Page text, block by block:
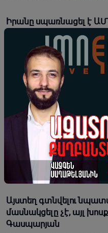
Իրանը սպառնացել է
դեպքում հարվածներ
էներգաօբյեկտներին
07-08-2026 23:59 |
Փեզեշքիան․ «Իրանը
սակայն չի թույլ տա
07-08-2026 23:58 |Լուրեր
Սեուտայի միգրացիոն
Իտալիային 2 օր է
վերահսկողությունը
07-08-2026 19:04 |Լուրեր
Այստեղ գտնվելու
մասնակցելը չէ, այլ
Գասպարյան